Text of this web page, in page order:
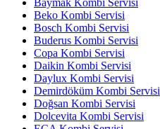
Beko Kombi Servisi
Bosch Kombi Servisi
Buderus Kombi Servisi
Copa Kombi Servisi
Daikin Kombi Servisi
Daylux Kombi Servisi
Demirdöküm Kombi Servisi
Doğsan Kombi Servisi
Dolcevita Kombi Servisi